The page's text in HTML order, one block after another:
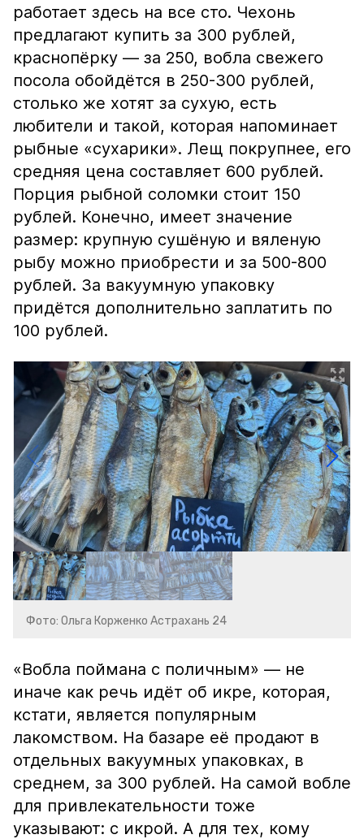
работает здесь на все сто. Чехонь
предлагают купить за 300 рублей,
краснопёрку — за 250, вобла свежего
посола обойдётся в 250-300 рублей,
столько же хотят за сухую, есть
любители и такой, которая напоминает
рыбные «сухарики». Лещ покрупнее, его
средняя цена составляет 600 рублей.
Порция рыбной соломки стоит 150
рублей. Конечно, имеет значение
размер: крупную сушёную и вяленую
рыбу можно приобрести и за 500-800
рублей. За вакуумную упаковку
придётся дополнительно заплатить по
100 рублей.
Фото: Ольга Корженко Астрахань 24
«Вобла поймана с поличным» — не
иначе как речь идёт об икре, которая,
кстати, является популярным
лакомством. На базаре её продают в
отдельных вакуумных упаковках, в
среднем, за 300 рублей. На самой вобле
для привлекательности тоже
указывают: с икрой. А для тех, кому